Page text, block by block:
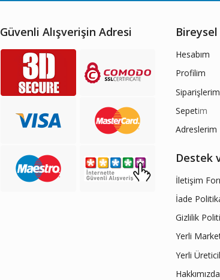
Güvenli Alışverişin Adresi Bireysel
Hesabım
Profilim
Siparişlerim
Sepetim
Adreslerim
Destek
İletişim
İade
Gizlilik
Yerli
Yerli
Hakkımızda